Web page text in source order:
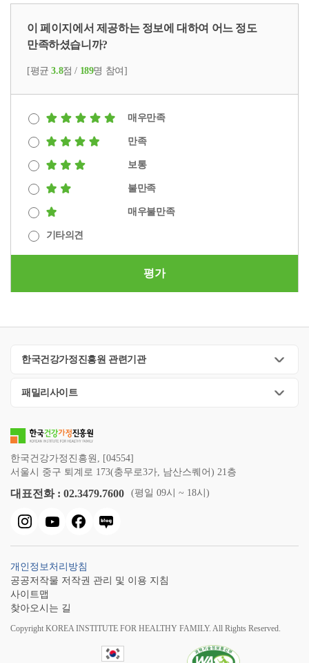
이 페이지에서 제공하는 정보에 대하여 어느 정도
만족하셨습니까?
[평균3.8점 / 189명 참여]
매우만족
만족
보통
불만족
매우불만족
기타의견
평가
한국건강가정진흥원 관련기관
패밀리사이트
한국건강가정진흥원, [04554]
서울시 중구 퇴계로 173(충무로3가, 남산스퀘어) 21층
대표전화 : 02.3479.7600 (평일 09시 ~ 18시)
개인정보처리방침
공공저작물 저작권 관리 및 이용 지침
사이트맵
찾아오시는 길
Copyright KOREA INSTITUTE FOR HEALTHY FAMILY. All Rights Reserved.